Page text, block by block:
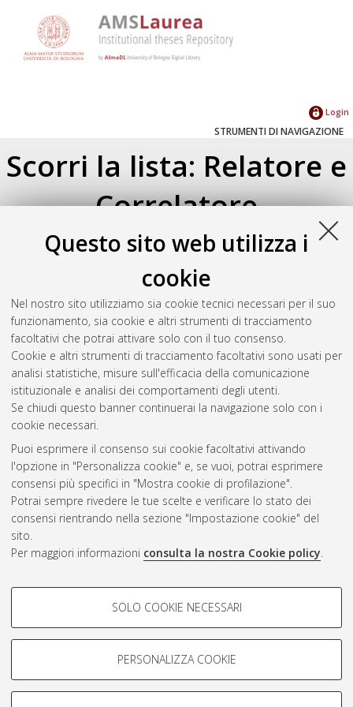
Questo sito web utilizza i
cookie
Nel nostro sito utilizziamo sia cookie tecnici necessari per il suo
funzionamento, sia cookie e altri strumenti di tracciamento
facoltativi che potrai attivare solo con il tuo consenso.
Cookie e altri strumenti di tracciamento facoltativi sono usati per
analisi statistiche, misure sull'efficacia della comunicazione
istituzionale e analisi dei comportamenti degli utenti.
Se chiudi questo banner continuerai la navigazione solo con i
cookie necessari.
Puoi esprimere il consenso sui cookie facoltativi attivando
l'opzione in "Personalizza cookie" e, se vuoi, potrai esprimere
consensi più specifici in "Mostra cookie di profilazione".
Potrai sempre rivedere le tue scelte e verificare lo stato dei
consensi rientrando nella sezione "Impostazione cookie" del
sito.
Per maggiori informazioni consulta la nostra Cookie policy.
COOKIE DI PROFILAZIONE -
Si tratta di cookie utilizzati per analizzare le caratteristiche della
navigazione degli utenti, creare profili in base al loro comportamento
Mostra cookie di profilazione
SOLO COOKIE NECESSARI
PERSONALIZZA COOKIE
Login
STRUMENTI DI NAVIGAZIONE
Scorri la lista: Relatore e
Correlatore
Su di un livello
Seleziona un valore dall'elenco sottostante.
2023(2)
2022(2)
2021 (1)
2020(2)
2019(4)
2018(2)
Atom
Rss 1.0
Rss 2.0
AMS Laurea
Impostazioni Cookie
Informativa sulla privacy
Condizioni d’uso del sito